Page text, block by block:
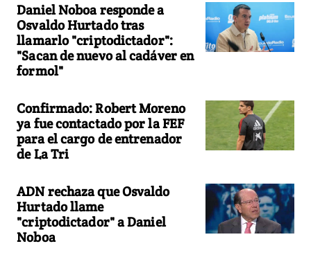
Daniel Noboa responde a
Osvaldo Hurtado tras
llamarlo "criptodictador":
"Sacan de nuevo al cadáver en
formol"
Confirmado: Robert Moreno
ya fue contactado por la FEF
para el cargo de entrenador
de La Tri
ADN rechaza que Osvaldo
Hurtado llame
"criptodictador" a Daniel
Noboa